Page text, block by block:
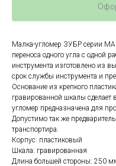
Малка-угломер ЗУБР серии
переноса одного угла с одной
инструмента изготовлено из
срок службы инструмента и
Основание из крепкого
гравированной шкалы
угломер предназначена для
Допустимо так же
транспортира.
Корпус: пластиковый
Шкала: гравированная
Длина большей стороны: 250